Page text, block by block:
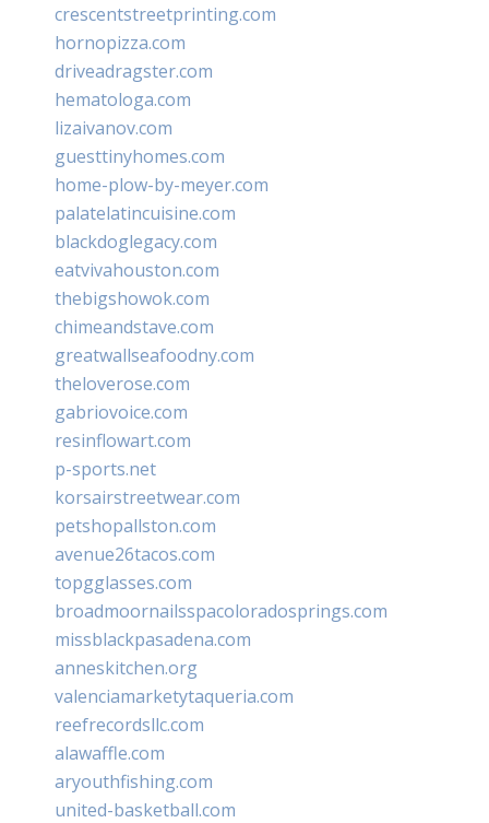
crescentstreetprinting.com
hornopizza.com
driveadragster.com
hematologa.com
lizaivanov.com
guesttinyhomes.com
home-plow-by-meyer.com
palatelatincuisine.com
blackdoglegacy.com
eatvivahouston.com
thebigshowok.com
chimeandstave.com
greatwallseafoodny.com
theloverose.com
gabriovoice.com
resinflowart.com
p-sports.net
korsairstreetwear.com
petshopallston.com
avenue26tacos.com
topgglasses.com
broadmoornailsspacoloradosprings.com
missblackpasadena.com
anneskitchen.org
valenciamarketytaqueria.com
reefrecordsllc.com
alawaffle.com
aryouthfishing.com
united-basketball.com